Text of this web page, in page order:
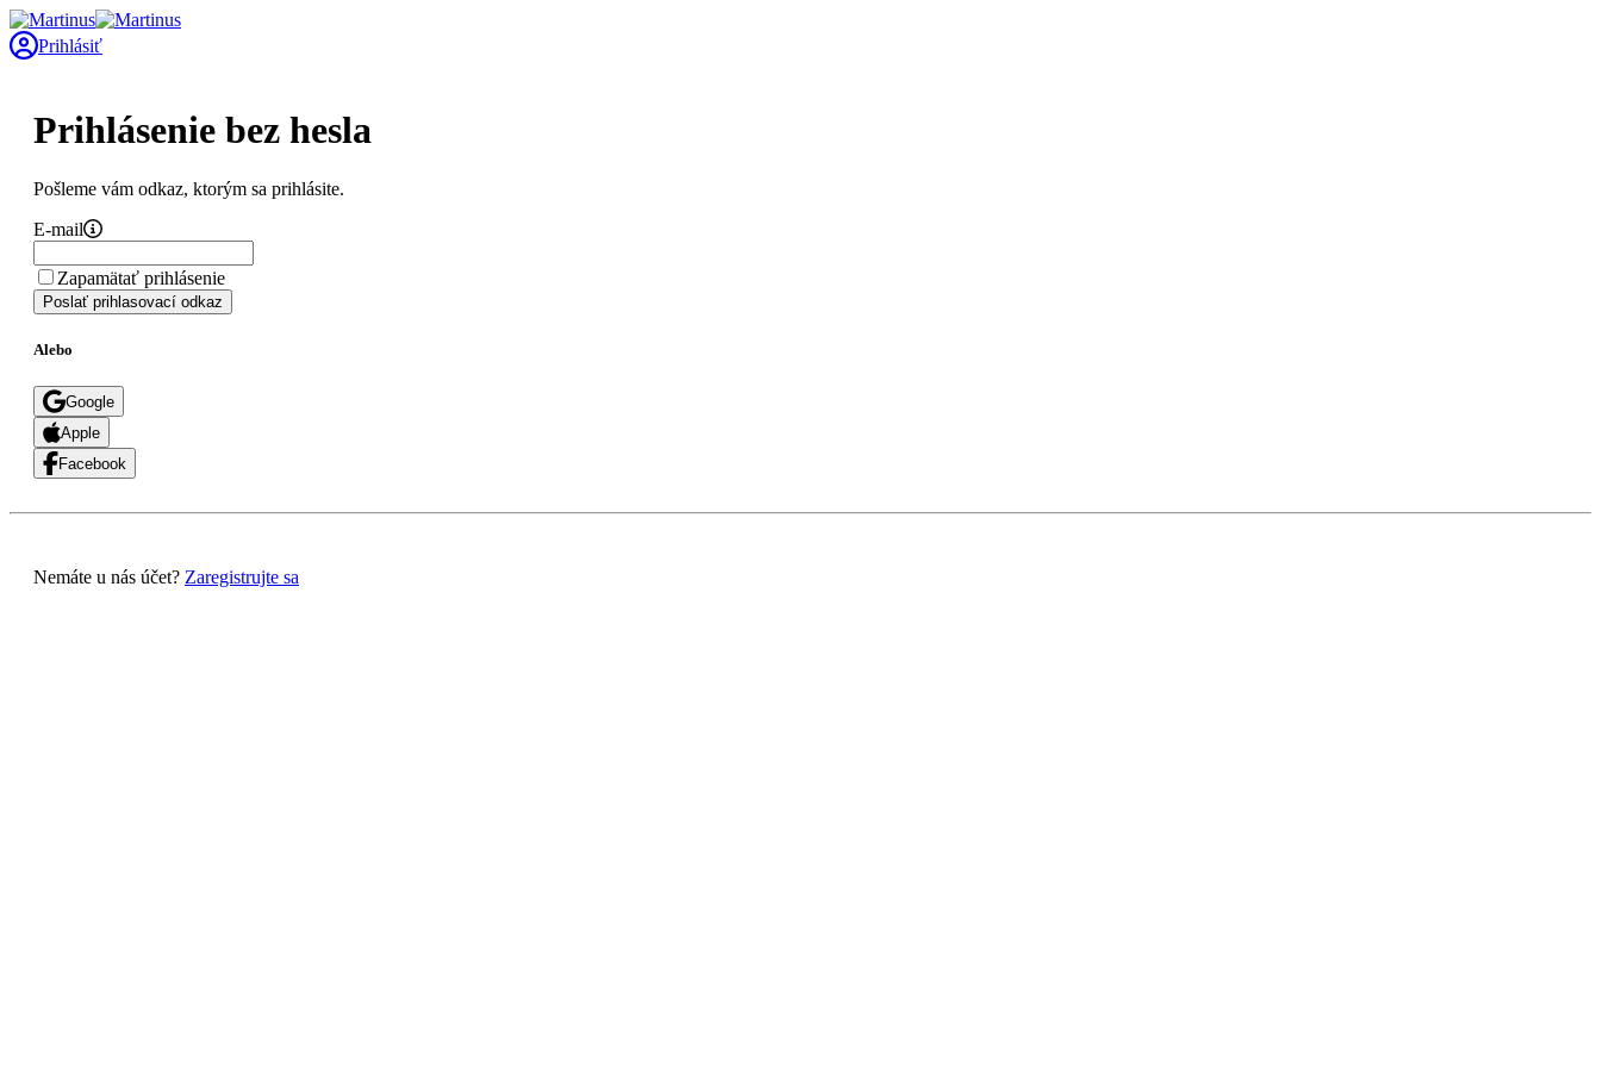
Prihlásiť
Prihlásenie bez hesla
Pošleme vám odkaz, ktorým sa prihlásite.
E-mail
Zapamätať prihlásenie
Poslať prihlasovací odkaz
Alebo
Google
Apple
Facebook
Nemáte u nás účet? Zaregistrujte sa